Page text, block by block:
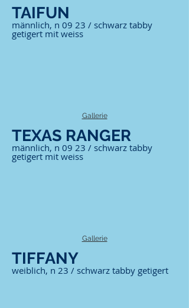
TAIFUN
männlich, n 09 23 / schwarz tabby
getigert mit weiss
Gallerie
TEXAS RANGER
männlich, n 09 23 / schwarz tabby
getigert mit weiss
Gallerie
TIFFANY
weiblich, n 23 / schwarz tabby getigert